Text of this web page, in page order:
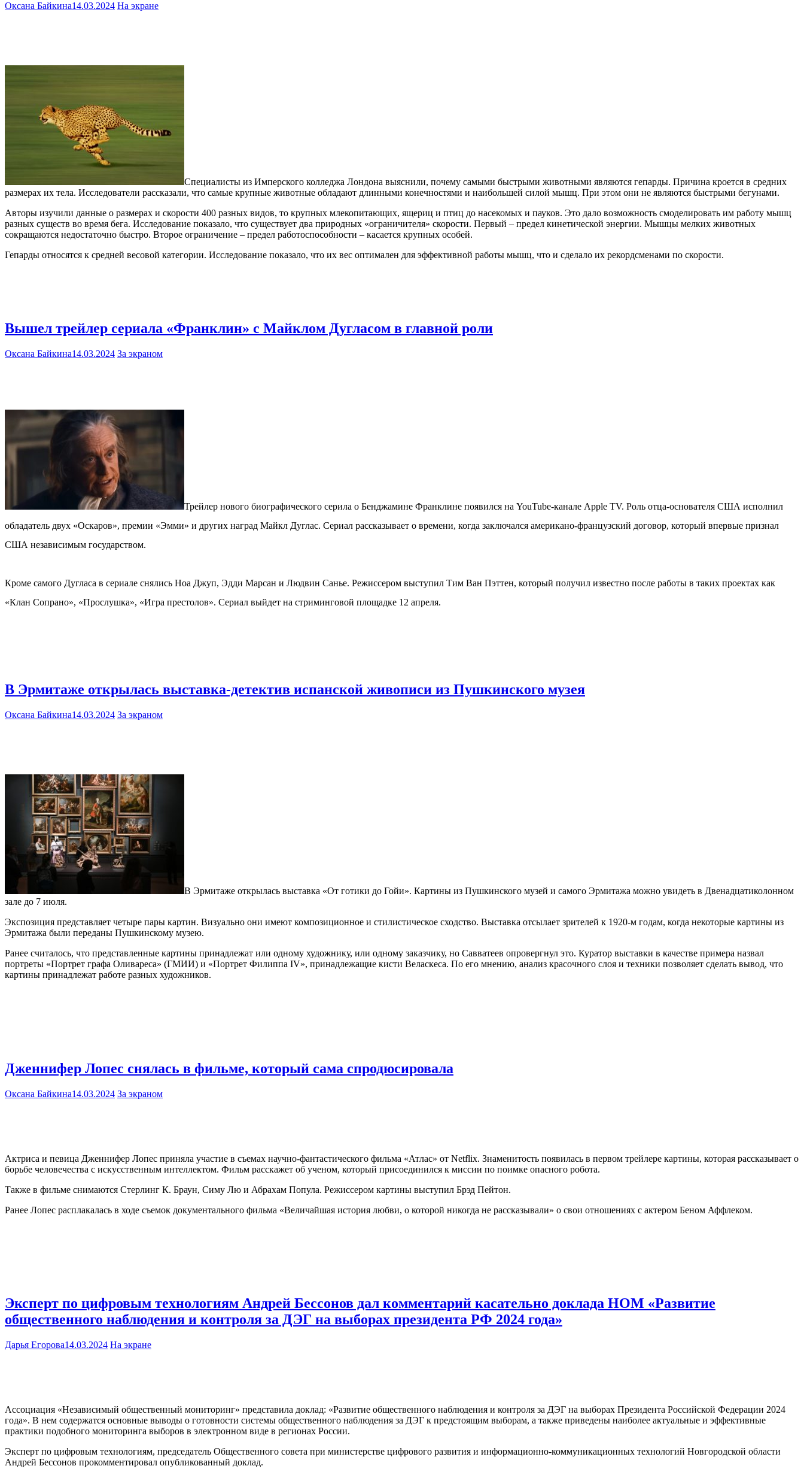
Оксана Байкина14.03.2024 На экране
Специалисты из Имперского колледжа Лондона выяснили, почему самыми быстрыми животными являются гепарды. Причина кроется в средних
размерах их тела. Исследователи рассказали, что самые крупные животные обладают длинными конечностями и наибольшей силой мышц. При этом они не являются быстрыми бегунами.
Авторы изучили данные о размерах и скорости 400 разных видов, то крупных млекопитающих, ящериц и птиц до насекомых и пауков. Это дало возможность смоделировать им работу мышц
разных существ во время бега. Исследование показало, что существует два природных «ограничителя» скорости. Первый – предел кинетической энергии. Мышцы мелких животных
сокращаются недостаточно быстро. Второе ограничение – предел работоспособности – касается крупных особей.
Гепарды относятся к средней весовой категории. Исследование показало, что их вес оптимален для эффективной работы мышц, что и сделало их рекордсменами по скорости.
Вышел трейлер сериала «Франклин» с Майклом Дугласом в главной роли
Оксана Байкина14.03.2024 За экраном
Трейлер нового биографического серила о Бенджамине Франклине появился на YouTube-канале Apple TV. Роль отца-основателя США исполнил
обладатель двух «Оскаров», премии «Эмми» и других наград Майкл Дуглас. Сериал рассказывает о времени, когда заключался американо-французский договор, который впервые признал
США независимым государством.
Кроме самого Дугласа в сериале снялись Ноа Джуп, Эдди Марсан и Людвин Санье. Режиссером выступил Тим Ван Пэттен, который получил известно после работы в таких проектах как
«Клан Сопрано», «Прослушка», «Игра престолов». Сериал выйдет на стриминговой площадке 12 апреля.
В Эрмитаже открылась выставка-детектив испанской живописи из Пушкинского музея
Оксана Байкина14.03.2024 За экраном
В Эрмитаже открылась выставка «От готики до Гойи». Картины из Пушкинского музей и самого Эрмитажа можно увидеть в Двенадцатиколонном
зале до 7 июля.
Экспозиция представляет четыре пары картин. Визуально они имеют композиционное и стилистическое сходство. Выставка отсылает зрителей к 1920-м годам, когда некоторые картины из
Эрмитажа были переданы Пушкинскому музею.
Ранее считалось, что представленные картины принадлежат или одному художнику, или одному заказчику, но Савватеев опровергнул это. Куратор выставки в качестве примера назвал
портреты «Портрет графа Оливареса» (ГМИИ) и «Портрет Филиппа IV», принадлежащие кисти Веласкеса. По его мнению, анализ красочного слоя и техники позволяет сделать вывод, что
картины принадлежат работе разных художников.
Дженнифер Лопес снялась в фильме, который сама спродюсировала
Оксана Байкина14.03.2024 За экраном
Актриса и певица Дженнифер Лопес приняла участие в съемах научно-фантастического фильма «Атлас» от Netflix. Знаменитость появилась в первом трейлере картины, которая рассказывает о
борьбе человечества с искусственным интеллектом. Фильм расскажет об ученом, который присоединился к миссии по поимке опасного робота.
Также в фильме снимаются Стерлинг К. Браун, Симу Лю и Абрахам Попула. Режиссером картины выступил Брэд Пейтон.
Ранее Лопес расплакалась в ходе съемок документального фильма «Величайшая история любви, о которой никогда не рассказывали» о свои отношениях с актером Беном Аффлеком.
Эксперт по цифровым технологиям Андрей Бессонов дал комментарий касательно доклада НОМ «Развитие
общественного наблюдения и контроля за ДЭГ на выборах президента РФ 2024 года»
Дарья Егорова14.03.2024 На экране
Ассоциация «Независимый общественный мониторинг» представила доклад: «Развитие общественного наблюдения и контроля за ДЭГ на выборах Президента Российской Федерации 2024
года». В нем содержатся основные выводы о готовности системы общественного наблюдения за ДЭГ к предстоящим выборам, а также приведены наиболее актуальные и эффективные
практики подобного мониторинга выборов в электронном виде в регионах России.
Эксперт по цифровым технологиям, председатель Общественного совета при министерстве цифрового развития и информационно-коммуникационных технологий Новгородской области
Андрей Бессонов прокомментировал опубликованный доклад.